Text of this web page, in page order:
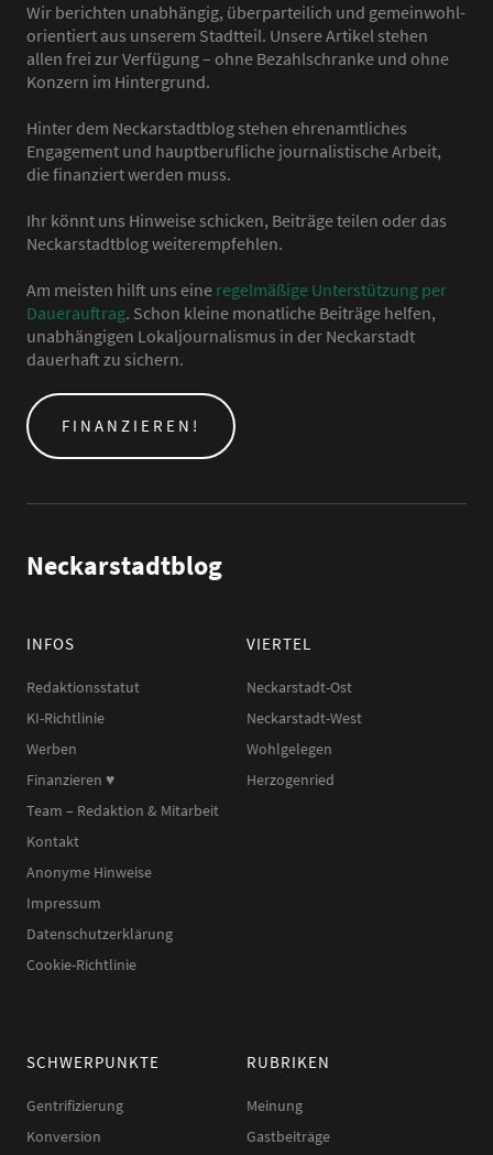
Wir berichten unabhängig, überparteilich und gemeinwohl-
orientiert aus unserem Stadtteil. Unsere Artikel stehen
allen frei zur Verfügung – ohne Bezahlschranke und ohne
Konzern im Hintergrund.
Hinter dem Neckarstadtblog stehen ehrenamtliches
Engagement und hauptberufliche journalistische Arbeit,
die finanziert werden muss.
Ihr könnt uns Hinweise schicken, Beiträge teilen oder das
Neckarstadtblog weiterempfehlen.
Am meisten hilft uns eine regelmäßige Unterstützung per
Dauerauftrag. Schon kleine monatliche Beiträge helfen,
unabhängigen Lokaljournalismus in der Neckarstadt
dauerhaft zu sichern.
FINANZIEREN!
Neckarstadtblog
INFOS
Redaktionsstatut
KI-Richtlinie
Werben
Finanzieren ♥︎
Team – Redaktion & Mitarbeit
Kontakt
Anonyme Hinweise
Impressum
Datenschutzerklärung
Cookie-Richtlinie
VIERTEL
Neckarstadt-Ost
Neckarstadt-West
Wohlgelegen
Herzogenried
SCHWERPUNKTE
Gentrifizierung
Konversion
RUBRIKEN
Meinung
Gastbeiträge